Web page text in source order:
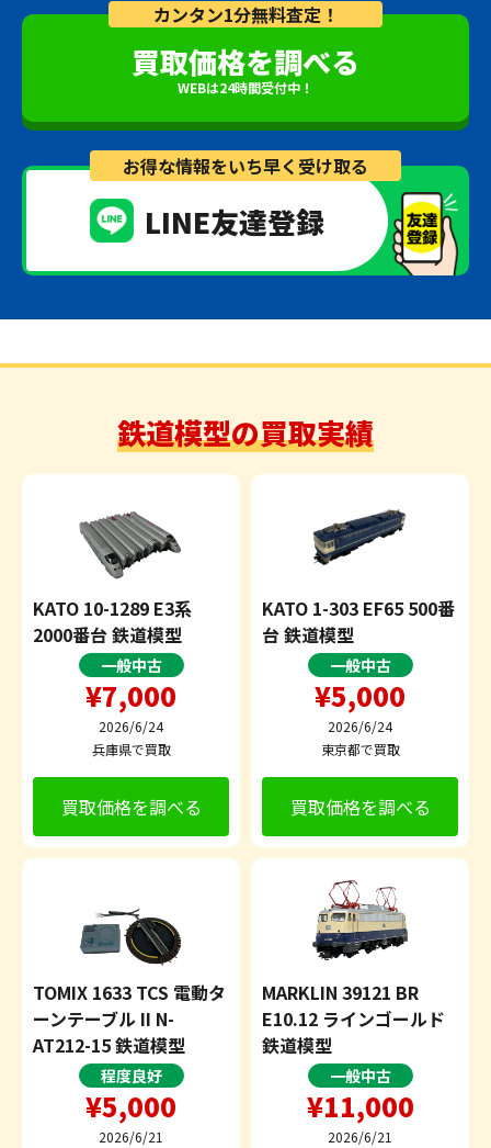
カンタン1分無料査定！
買取価格を調べる
WEBは24時間受付中！
お得な情報をいち早く受け取る
LINE友達登録
鉄道模型の買取実績
KATO 10-1289 E3系
2000番台 鉄道模型
一般中古
¥7,000
2026/6/24
兵庫県で買取
買取価格を調べる
KATO 1-303 EF65 500番
台 鉄道模型
一般中古
¥5,000
2026/6/24
東京都で買取
買取価格を調べる
TOMIX 1633 TCS 電動タ
ーンテーブル II N-
AT212-15 鉄道模型
程度良好
¥5,000
2026/6/21
MARKLIN 39121 BR
E10.12 ラインゴールド
鉄道模型
一般中古
¥11,000
2026/6/21